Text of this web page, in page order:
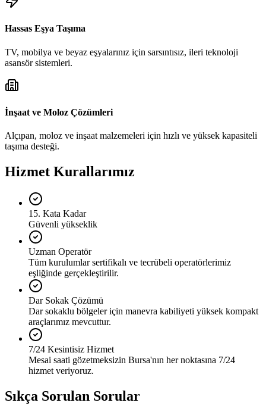
Hassas Eşya Taşıma
TV, mobilya ve beyaz eşyalarınız için sarsıntısız, ileri teknoloji
asansör sistemleri.
İnşaat ve Moloz Çözümleri
Alçıpan, moloz ve inşaat malzemeleri için hızlı ve yüksek kapasiteli
taşıma desteği.
Hizmet Kurallarımız
15. Kata Kadar
Güvenli yükseklik
Uzman Operatör
Tüm kurulumlar sertifikalı ve tecrübeli operatörlerimiz
eşliğinde gerçekleştirilir.
Dar Sokak Çözümü
Dar sokaklu bölgeler için manevra kabiliyeti yüksek kompakt
araçlarımız mevcuttur.
7/24 Kesintisiz Hizmet
Mesai saati gözetmeksizin Bursa'nın her noktasına 7/24
hizmet veriyoruz.
Sıkça Sorulan Sorular